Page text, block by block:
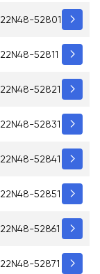
22N48-52801
22N48-52811
22N48-52821
22N48-52831
22N48-52841
22N48-52851
22N48-52861
22N48-52871